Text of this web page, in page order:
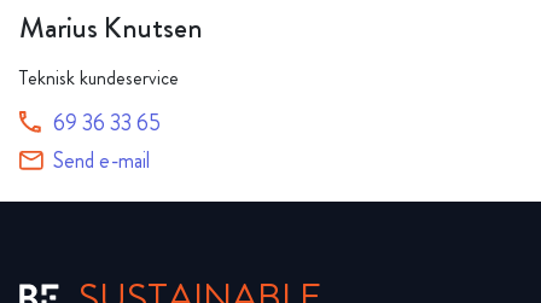
Marius Knutsen
Teknisk kundeservice
69 36 33 65
Send e-mail